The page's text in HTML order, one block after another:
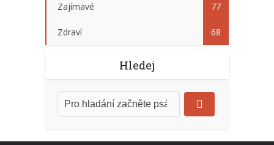
Zajímavé 77
Zdraví 68
Hledej